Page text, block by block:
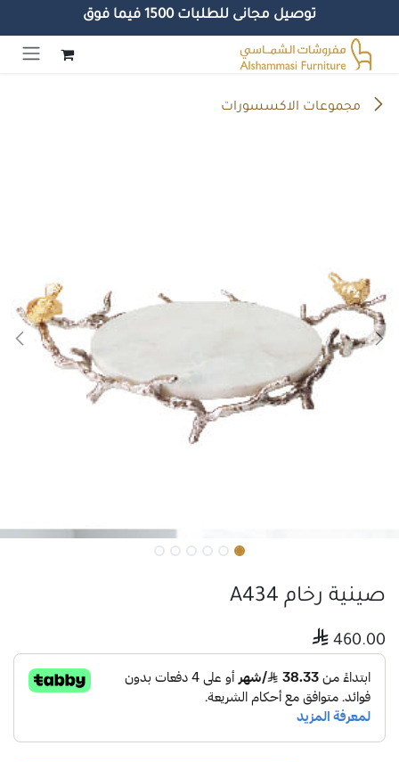
توصيل مجانى للطلبات 1500 فيما فوق
تخطي للذهاب إلى المحتوى
مجموعات الاكسسورات
صينية رخام A434
460.00